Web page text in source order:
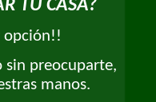
TU CASA?
opción!!
sin preocuparte,
manos.